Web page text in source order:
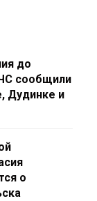
до
сообщили
Дудинке и
о